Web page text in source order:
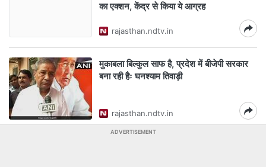
का एक्शन, केंद्र से किया ये आग्रह
rajasthan.ndtv.in
मुकाबला बिल्कुल साफ है, प्रदेश में बीजेपी सरकार
बना रही हैः घनश्याम तिवाड़ी
rajasthan.ndtv.in
ADVERTISEMENT